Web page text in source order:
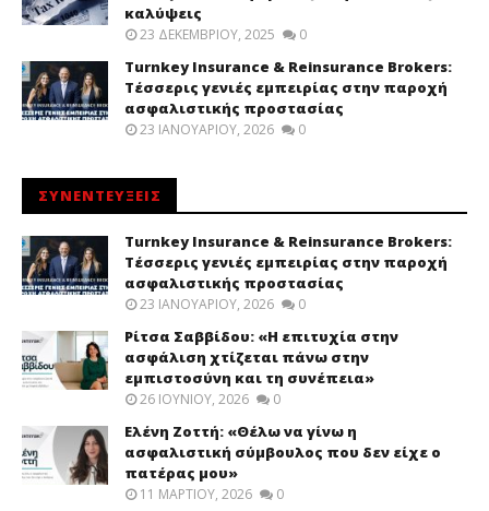
καλύψεις
23 ΔΕΚΕΜΒΡΊΟΥ, 2025 0
Turnkey Insurance & Reinsurance Brokers:
Τέσσερις γενιές εμπειρίας στην παροχή
ασφαλιστικής προστασίας
23 ΙΑΝΟΥΑΡΊΟΥ, 2026 0
ΣΥΝΕΝΤΕΥΞΕΙΣ
Turnkey Insurance & Reinsurance Brokers:
Τέσσερις γενιές εμπειρίας στην παροχή
ασφαλιστικής προστασίας
23 ΙΑΝΟΥΑΡΊΟΥ, 2026 0
Ρίτσα Σαββίδου: «Η επιτυχία στην
ασφάλιση χτίζεται πάνω στην
εμπιστοσύνη και τη συνέπεια»
26 ΙΟΥΝΊΟΥ, 2026 0
Ελένη Ζοττή: «Θέλω να γίνω η
ασφαλιστική σύμβουλος που δεν είχε ο
πατέρας μου»
11 ΜΑΡΤΊΟΥ, 2026 0